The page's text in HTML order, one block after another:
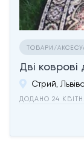
ТОВАРИ/
Дві коврові
Стрий,
ДОДАНО 24